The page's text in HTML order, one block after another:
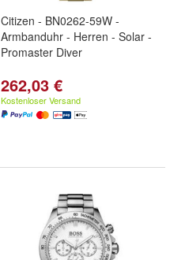
Citizen - BN0262-59W -
Armbanduhr - Herren - Solar -
Promaster Diver
262,03 €
Kostenloser Versand